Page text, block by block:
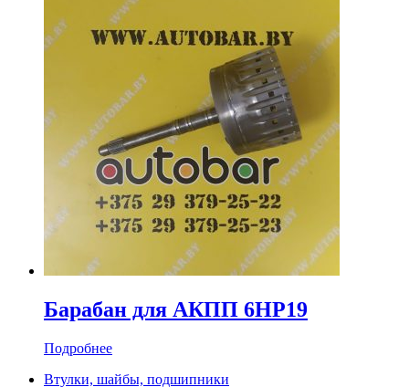
Барабан для АКПП 6HP19
Подробнее
Втулки, шайбы, подшипники